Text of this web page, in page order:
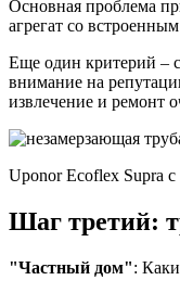
Основная проблема
агрегат со
Еще один критерий –
внимание на
извлечение и ремонт
Uponor Ecoflex Supra с
Шаг третий:
"Частный дом":